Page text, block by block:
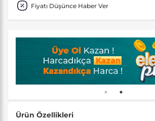
Fiyatı Düşünce Haber Ver
Ürün Özellikleri